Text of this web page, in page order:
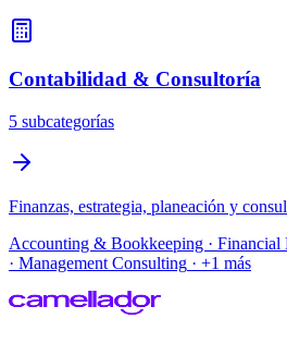
Contabilidad & Consultoría
5 subcategorías
Finanzas, estrategia, planeación y
Accounting & Bookkeeping ·
· Management Consulting · +1 más